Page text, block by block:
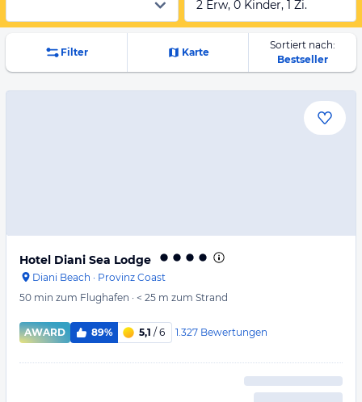
2 Erw, 0 Kinder, 1 Zi.
Filter Karte
Sortiert nach:
Bestseller
Hotel Diani Sea Lodge
Diani Beach · Provinz Coast
50 min zum Flughafen · < 25 m zum Strand
AWARD 89% 5,1 / 6 1.327 Bewertungen